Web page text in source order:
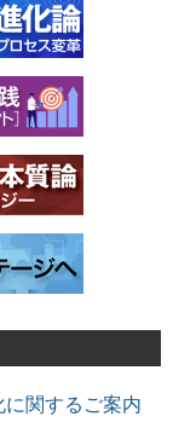
に関するご案内